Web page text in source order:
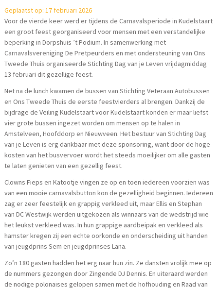
Geplaatst op: 17 februari 2026
Voor de vierde keer werd er tijdens de Carnavalsperiode in Kudelstaart
een groot feest georganiseerd voor mensen met een verstandelijke
beperking in Dorpshuis ’t Podium. In samenwerking met
Carnavalsvereniging De Pretpeurders en met ondersteuning van Ons
Tweede Thuis organiseerde Stichting Dag van je Leven vrijdagmiddag
13 februari dit gezellige feest.
Net na de lunch kwamen de bussen van Stichting Veteraan Autobussen
en Ons Tweede Thuis de eerste feestvierders al brengen. Dankzij de
bijdrage de Veiling Kudelstaart voor Kudelstaart konden er maar liefst
vier grote bussen ingezet worden om mensen op te halen in
Amstelveen, Hoofddorp en Nieuwveen. Het bestuur van Stichting Dag
van je Leven is erg dankbaar met deze sponsoring, want door de hoge
kosten van het busvervoer wordt het steeds moeilijker om alle gasten
te laten genieten van een gezellig feest.
Clowns Fieps en Katootje vingen ze op en toen iedereen voorzien was
van een mooie carnavalsbutton kon de gezelligheid beginnen. Iedereen
zag er zeer feestelijk en grappig verkleed uit, maar Ellis en Stephan
van DC Westwijk werden uitgekozen als winnaars van de wedstrijd wie
het leukst verkleed was. In hun grappige aardbeipak en verkleed als
hamster kregen zij een echte oorkonde en onderscheiding uit handen
van jeugdprins Sem en jeugdprinses Lana.
Zo’n 180 gasten hadden het erg naar hun zin. Ze dansten vrolijk mee op
de nummers gezongen door Zingende DJ Dennis. En uiteraard werden
de nodige polonaises gelopen samen met de hofhouding en Raad van